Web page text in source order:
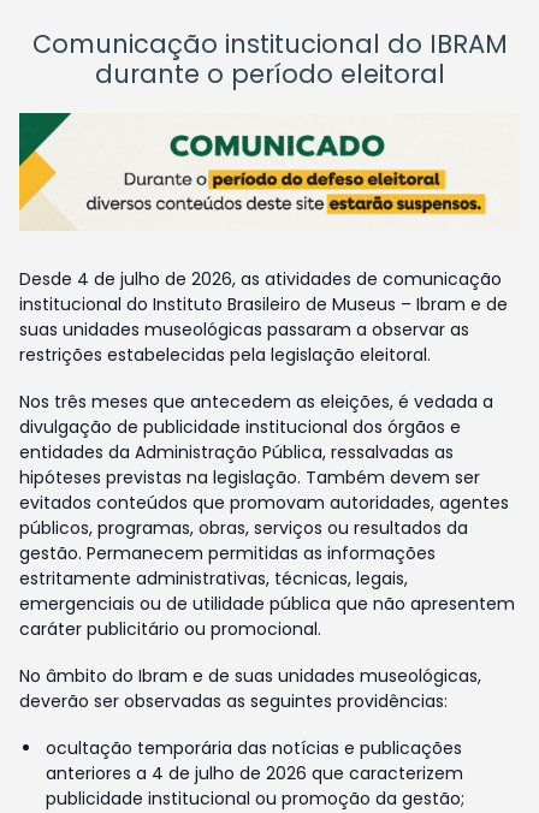
Comunicação institucional do IBRAM
durante o período eleitoral
Desde 4 de julho de 2026, as atividades de comunicação
institucional do Instituto Brasileiro de Museus – Ibram e de
suas unidades museológicas passaram a observar as
restrições estabelecidas pela legislação eleitoral.
Nos três meses que antecedem as eleições, é vedada a
divulgação de publicidade institucional dos órgãos e
entidades da Administração Pública, ressalvadas as
hipóteses previstas na legislação. Também devem ser
evitados conteúdos que promovam autoridades, agentes
públicos, programas, obras, serviços ou resultados da
gestão. Permanecem permitidas as informações
estritamente administrativas, técnicas, legais,
emergenciais ou de utilidade pública que não apresentem
caráter publicitário ou promocional.
No âmbito do Ibram e de suas unidades museológicas,
deverão ser observadas as seguintes providências:
ocultação temporária das notícias e publicações
anteriores a 4 de julho de 2026 que caracterizem
publicidade institucional ou promoção da gestão;